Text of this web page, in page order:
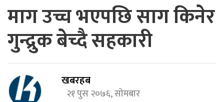
माग उच्च भएपछि साग किनेर
गुन्द्रुक बेच्दै सहकारी
खबरहब
२१ पुस २०७६, सोमबार